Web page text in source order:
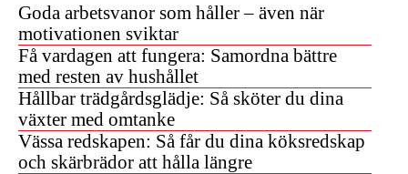
Goda arbetsvanor som håller – även när
motivationen sviktar
Få vardagen att fungera: Samordna bättre
med resten av hushållet
Hållbar trädgårdsglädje: Så sköter du dina
växter med omtanke
Vässa redskapen: Så får du dina köksredskap
och skärbrädor att hålla längre